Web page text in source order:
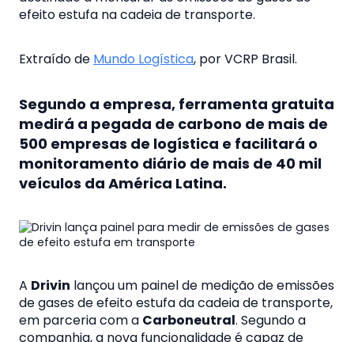
efeito estufa na cadeia de transporte.
Extraído de Mundo Logística, por VCRP Brasil.
Segundo a empresa, ferramenta gratuita
medirá a pegada de carbono de mais de
500 empresas de logística e facilitará o
monitoramento diário de mais de 40 mil
veículos da América Latina.
A Drivin lançou um painel de medição de emissões
de gases de efeito estufa da cadeia de transporte,
em parceria com a Carboneutral. Segundo a
companhia, a nova funcionalidade é capaz de